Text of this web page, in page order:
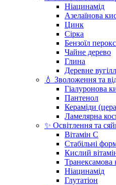
Ніацинамід
Азелаїнова
Цинк
Сірка
Бензоїл
Чайне дерево
Глина
Деревне
💧 Зволоження та
Гіалуронова
Пантенол
Кераміди
Ламелярна
✨ Освітлення та
Вітамін С
Стабільні
Кислий
Транексамова
Ніацинамід
Глутатіон